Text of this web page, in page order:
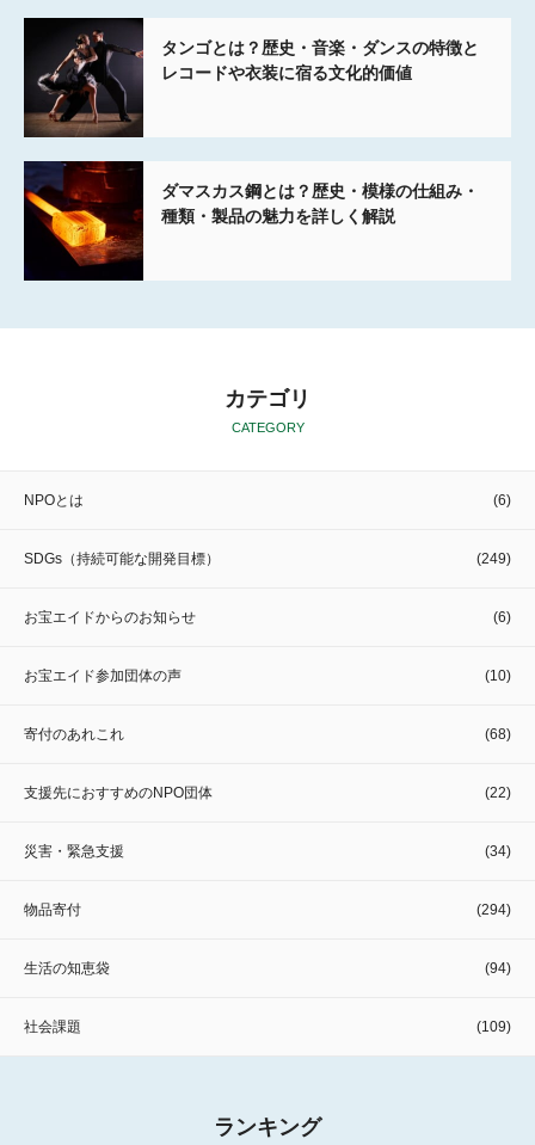
タンゴとは？歴史・音楽・ダンスの特徴と
レコードや衣装に宿る文化的価値
ダマスカス鋼とは？歴史・模様の仕組み・
種類・製品の魅力を詳しく解説
カテゴリ
CATEGORY
NPOとは (6)
SDGs（持続可能な開発目標） (249)
お宝エイドからのお知らせ (6)
お宝エイド参加団体の声 (10)
寄付のあれこれ (68)
支援先におすすめのNPO団体 (22)
災害・緊急支援 (34)
物品寄付 (294)
生活の知恵袋 (94)
社会課題 (109)
ランキング